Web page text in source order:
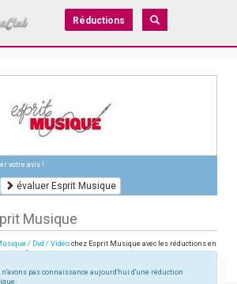
Réductions
votre avis !
évaluer Esprit Musique
Musique
/ Dvd / Vidéo chez Esprit Musique avec les réductions en
pas connaissance aujourd'hui d'une réduction